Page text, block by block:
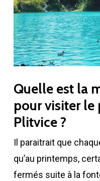
Quelle est la
pour visiter le
Plitvice ?
Il paraitrait que
qu’au printemps,
fermés suite à la